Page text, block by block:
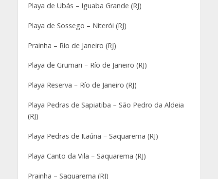
Playa de Ubás – Iguaba Grande (RJ)
Playa de Sossego – Niterói (RJ)
Prainha – Río de Janeiro (RJ)
Playa de Grumari – Río de Janeiro (RJ)
Playa Reserva – Río de Janeiro (RJ)
Playa Pedras de Sapiatiba – São Pedro da Aldeia
(RJ)
Playa Pedras de Itaúna – Saquarema (RJ)
Playa Canto da Vila – Saquarema (RJ)
Prainha – Saquarema (RJ)